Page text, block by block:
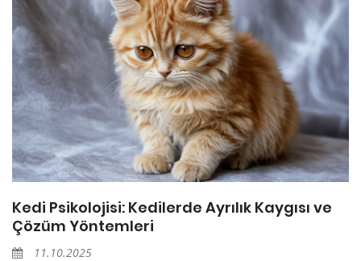
Kedi Psikolojisi: Kedilerde Ayrılık Kaygısı ve
Çözüm Yöntemleri
11.10.2025